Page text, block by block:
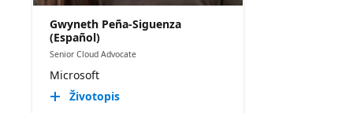
Gwyneth Peña-Siguenza
(Español)
Senior Cloud Advocate
Microsoft
Životopis